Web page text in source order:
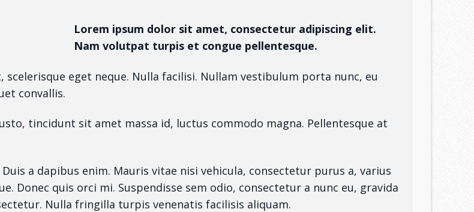
Lorem ipsum dolor sit amet, consectetur adipiscing elit.
Nam volutpat turpis et congue pellentesque.
eget neque. Nulla facilisi. Nullam vestibulum porta nunc, eu
convallis.
tincidunt sit amet massa id, luctus commodo magna. Pellentesque at
a dapibus enim. Mauris vitae nisi vehicula, consectetur purus a, varius
Donec quis orci mi. Suspendisse sem odio, consectetur a nunc eu, gravida
Nulla fringilla turpis venenatis facilisis aliquam.